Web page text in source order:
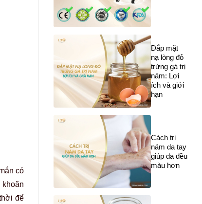
có
khoăn
để
Đắp mặt
nạ lòng đỏ
trứng gà trị
nám: Lợi
ích và giới
hạn
Cách trị
nám da tay
giúp da đều
màu hơn